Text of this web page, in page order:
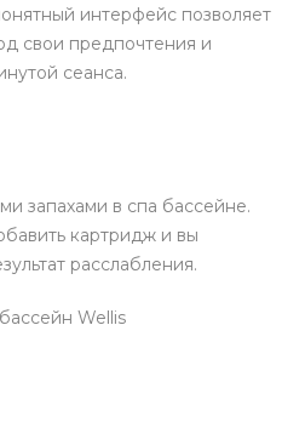
интерфейс позволяет
свои предпочтения и
сеанса.
запахами в спа бассейне.
картридж и вы
расслабления.